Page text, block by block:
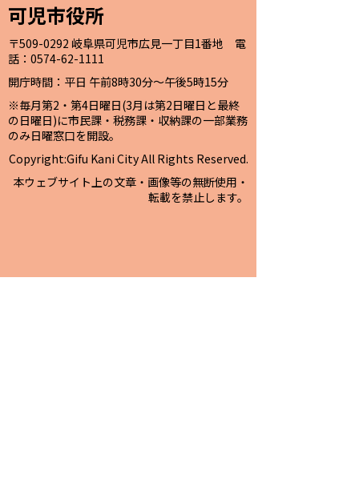
可児市役所
〒509-0292 岐阜県可児市広見一丁目1番地 電
話：0574-62-1111
開庁時間：平日 午前8時30分～午後5時15分
※毎月第2・第4日曜日(3月は第2日曜日と最終
の日曜日)に市民課・税務課・収納課の一部業務
のみ日曜窓口を開設。
Copyright:Gifu Kani City All Rights Reserved.
本ウェブサイト上の文章・画像等の無断使用・
転載を禁止します。